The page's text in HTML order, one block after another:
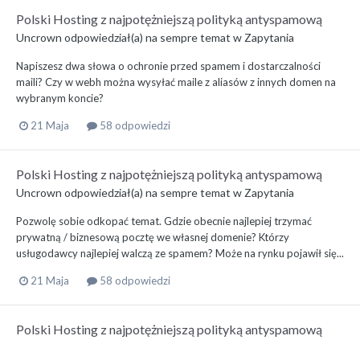
Polski Hosting z najpotężniejszą polityką antyspamową
Uncrown odpowiedział(a) na sempretemat w Zapytania
Napiszesz dwa słowa o ochronie przed spamem i dostarczalności
maili? Czy w webh można wysyłać maile z aliasów z innych domen na
wybranym koncie?
21 Maja 58 odpowiedzi
Polski Hosting z najpotężniejszą polityką antyspamową
Uncrown odpowiedział(a) na sempretemat w Zapytania
Pozwolę sobie odkopać temat. Gdzie obecnie najlepiej trzymać
prywatną / biznesową pocztę we własnej domenie? Którzy
usługodawcy najlepiej walczą ze spamem? Może na rynku pojawił się...
21 Maja 58 odpowiedzi
Polski Hosting z najpotężniejszą polityką antyspamową